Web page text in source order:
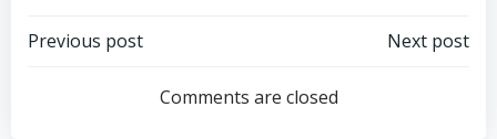
Post
navigation
Previous post
navigation
Next post
Comments are closed